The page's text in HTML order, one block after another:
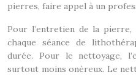
pierres, faire appel à un
Pour l’entretien de la
chaque séance de
durée. Pour le nettoyage,
surtout moins onéreux. Le